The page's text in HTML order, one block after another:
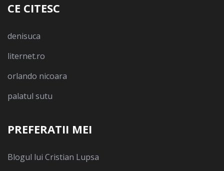
CE CITESC
denisuca
liternet.ro
orlando nicoara
palatul sutu
PREFERATII MEI
Blogul lui Cristian Lupsa